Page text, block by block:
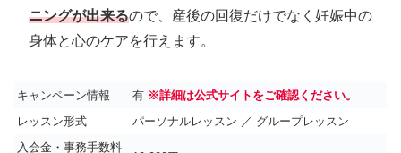
ニングが出来るので、産後の回復だけでなく妊娠中の
身体と心のケアを行えます。
キャンペーン情報 有 ※詳細は公式サイトをご確認ください。
レッスン形式
パーソナルレッスン ／ グループレッスン
入会金・事務手数料